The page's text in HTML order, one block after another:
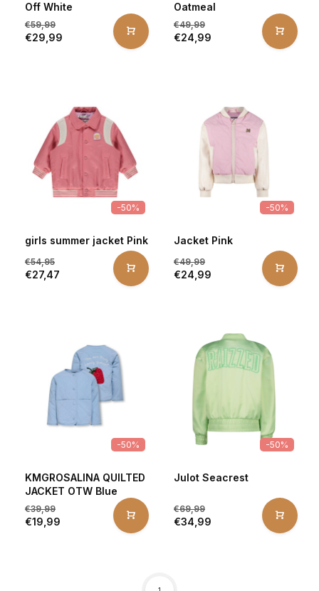
Off White
€59,99
€29,99
Oatmeal
€49,99
€24,99
-50%
girls summer jacket Pink
€54,95
€27,47
-50%
Jacket Pink
€49,99
€24,99
-50%
KMGROSALINA QUILTED
JACKET OTW Blue
€39,99
€19,99
-50%
Julot Seacrest
€69,99
€34,99